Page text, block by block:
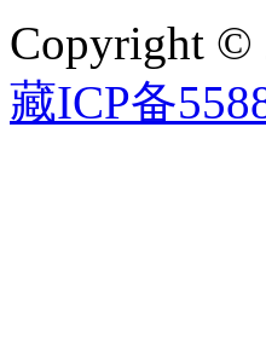
Copyright ©
藏ICP备